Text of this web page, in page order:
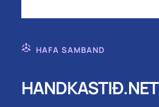
HAFA SAMBAND
HANDKASTIÐ.NET